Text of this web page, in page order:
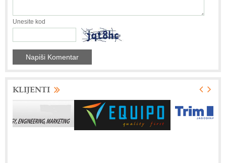
Unesite kod
KLIJENTI